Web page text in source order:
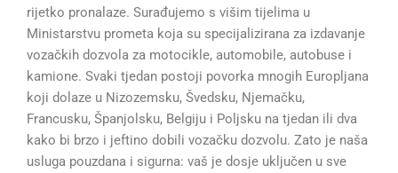
rijetko pronalaze. Surađujemo s višim tijelima u
Ministarstvu prometa koja su specijalizirana za izdavanje
vozačkih dozvola za motocikle, automobile, autobuse i
kamione. Svaki tjedan postoji povorka mnogih Europljana
koji dolaze u Nizozemsku, Švedsku, Njemačku,
Francusku, Španjolsku, Belgiju i Poljsku na tjedan ili dva
kako bi brzo i jeftino dobili vozačku dozvolu. Zato je naša
usluga pouzdana i sigurna: vaš je dosje uključen u sve